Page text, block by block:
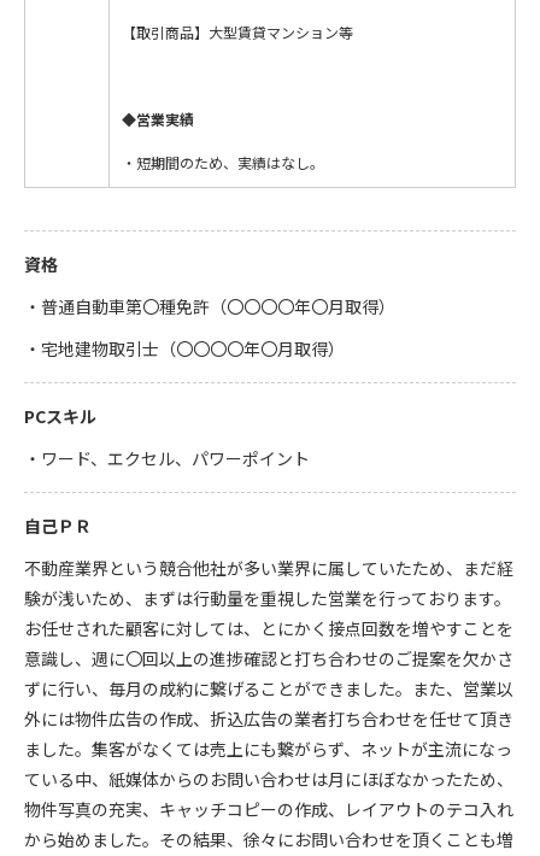
【取引商品】大型賃貸マンション等
◆営業実績
・短期間のため、実績はなし。
資格
・普通自動車第〇種免許（〇〇〇〇年〇月取得）
・宅地建物取引士（〇〇〇〇年〇月取得）
PCスキル
・ワード、エクセル、パワーポイント
自己ＰＲ
不動産業界という競合他社が多い業界に属していたため、まだ経
験が浅いため、まずは行動量を重視した営業を行っております。
お任せされた顧客に対しては、とにかく接点回数を増やすことを
意識し、週に〇回以上の進捗確認と打ち合わせのご提案を欠かさ
ずに行い、毎月の成約に繋げることができました。また、営業以
外には物件広告の作成、折込広告の業者打ち合わせを任せて頂き
ました。集客がなくては売上にも繋がらず、ネットが主流になっ
ている中、紙媒体からのお問い合わせは月にほぼなかったため、
物件写真の充実、キャッチコピーの作成、レイアウトのテコ入れ
から始めました。その結果、徐々にお問い合わせを頂くことも増